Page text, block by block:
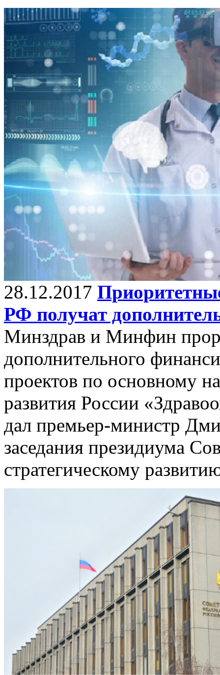
28.12.2017
РФ получат
Минздрав и Минфин
дополнительного
проектов по основному
развития России
дал премьер-министр
заседания президиума
стратегическому